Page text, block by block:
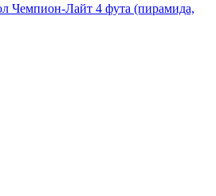
Чемпион-Лайт 4 фута (пирамида,